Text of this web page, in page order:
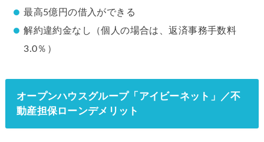
最高5億円の借入ができる
解約違約金なし（個人の場合は、返済事務手数料
3.0％）
オープンハウスグループ「アイビーネット」／不
動産担保ローンデメリット